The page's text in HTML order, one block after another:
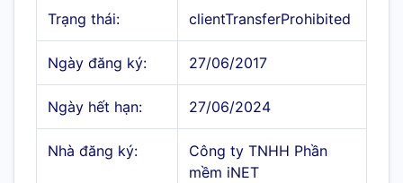
Trạng thái: clientTransferProhibited
Ngày đăng ký: 27/06/2017
Ngày hết hạn: 27/06/2024
Nhà đăng ký:
Công ty TNHH Phần
mềm iNET